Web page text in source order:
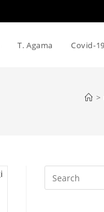
T. Agama Covid-19
>